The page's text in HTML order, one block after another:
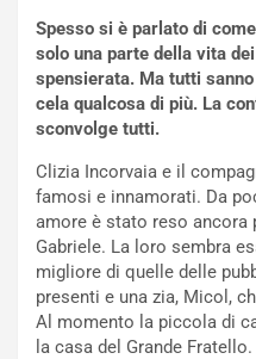
Spesso si è parlato di
solo una parte della vita
spensierata. Ma tutti
cela qualcosa di più. La
sconvolge tutti.
Clizia Incorvaia e il
famosi e innamorati. Da
amore è stato reso ancora
Gabriele. La loro sembra
migliore di quelle delle
presenti e una zia, Micol,
Al momento la piccola di
la casa del Grande Fratello.